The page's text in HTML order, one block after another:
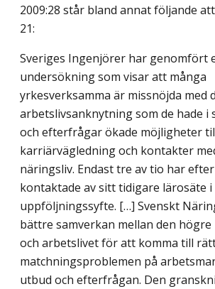
2009:28 står bland annat följande
21:
Sveriges Ingenjörer har genomfört
undersökning som visar att många
yrkesverksamma är missnöjda med
arbetslivsanknytning som de hade i
och efterfrågar ökade möjligheter
karriärvägledning och kontakter
näringsliv. Endast tre av tio har
kontaktade av sitt tidigare lärosäte i
uppföljningssyfte. […] Svenskt
bättre samverkan mellan den
och arbetslivet för att komma till
matchningsproblemen på
utbud och efterfrågan. Den